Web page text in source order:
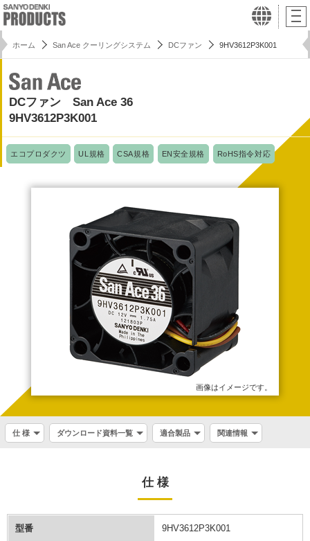
ホーム San Ace クーリングシステム DCファン 9HV3612P3K001
DCファン San Ace 36
9HV3612P3K001
エコプロダクツ UL規格 CSA規格 EN安全規格 RoHS指令対応
画像はイメージです。
仕 様 ダウンロード資料一覧 適合製品 関連情報
仕 様
型番 9HV3612P3K001